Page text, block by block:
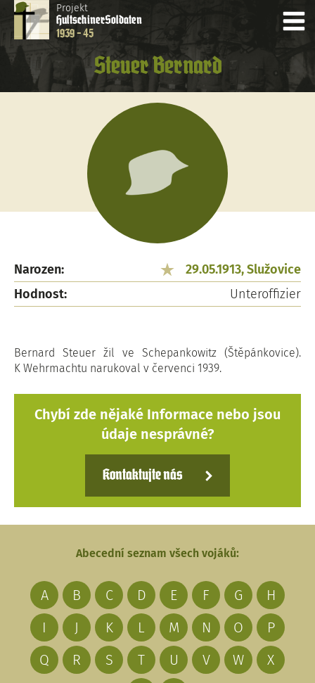
Projekt
HultschinerSoldaten
1939 - 45
Steuer Bernard
Narozen:
29.05.1913, Služovice
Hodnost:
Unteroffizier
Bernard Steuer žil ve Schepankowitz (Štěpánkovice).
K Wehrmachtu narukoval v červenci 1939.
Chybí zde nějaké Informace nebo jsou
údaje nesprávné?
Kontaktujte nás
Abecední seznam všech vojáků:
A B C D E F G
H
I
J K L M N O
P
Q
R S T U V W
X